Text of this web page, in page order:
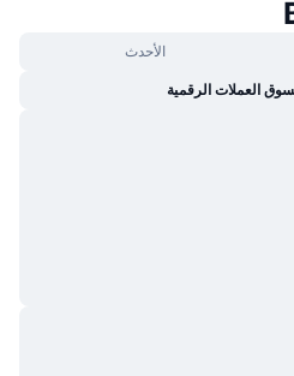
الأحدث
العملات الرقمية